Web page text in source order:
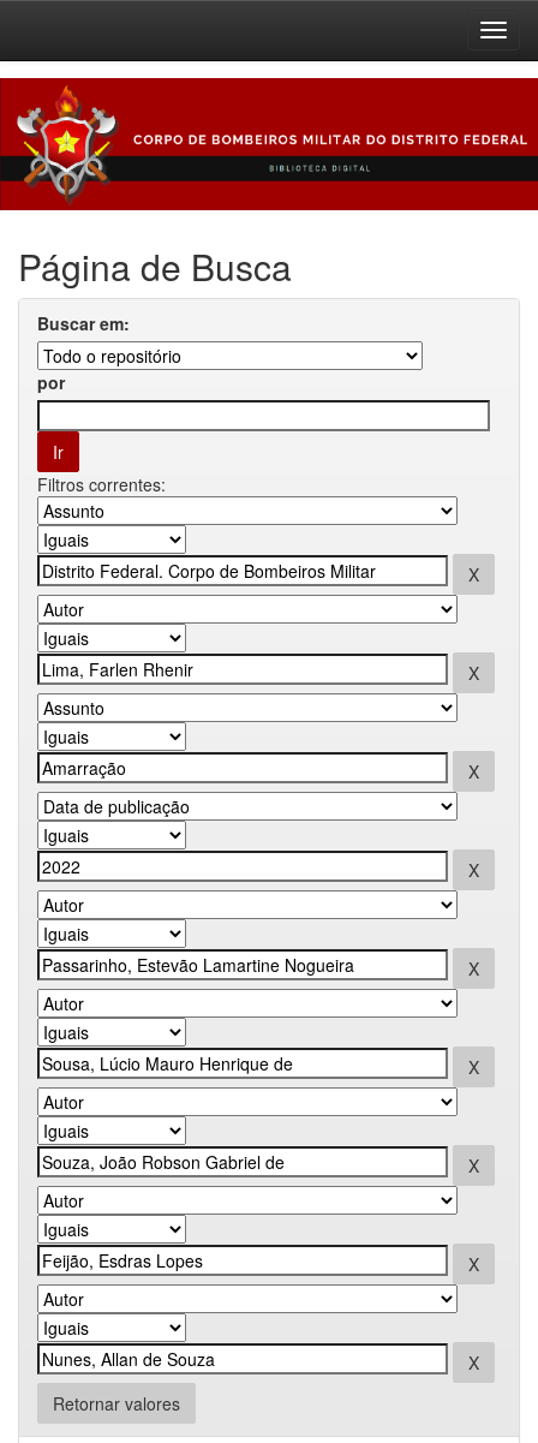
navigation
Página de Busca
Buscar em:
por
Filtros correntes:
Retornar valores